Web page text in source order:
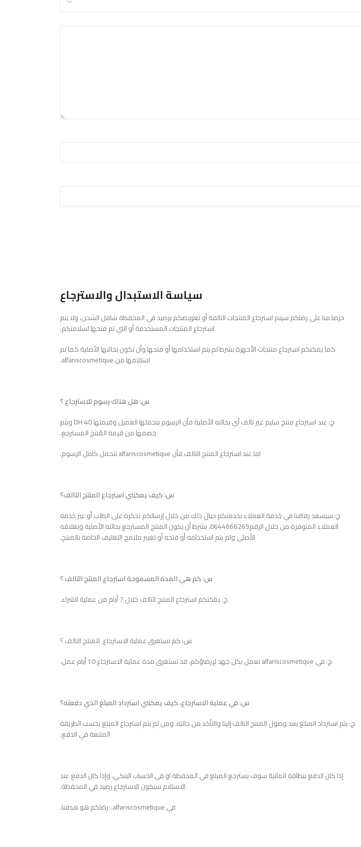
سياسة الاستبدال والاسترجاع
حرصا منا على رضاكم سيتم استرجاع المنتجات التالفة أو تعويضكم برصيد في المحفظة شامل الشحن، ولا يتم
استرجاع المنتجات المستخدمة أو التي تم فتحها لسلامتكم.
كما يمكنكم استرجاع منتجات الأجهزة بشرط لم يتم استخدامها أو فتحها وأن تكون بحالتها الأصلية كما تم
استلامها من alfariscosmetique.
س: هل هناك رسوم للاسترجاع ؟
ج: عند استرجاع منتج سليم غير تالف أي بحالته الأصلية فأن الرسوم يتحملها العميل وقيمتها 40 DH ويتم
خصمها من قيمة المُنتج المسترجع،
اما عند استرجاع المنتج التالف فأن alfariscosmetique تتحمل كامل الرسوم.
س: كيف يمكنني استرجاع المنتج التالف؟
ج: سيسعد رفاقنا في خدمة العملاء بخدمتكم حيال ذلك من خلال إرسالكم تذكرة على الطلب أو عبر خدمة
العملاء المتوفرة من خلال الرقم0644666269، بشرط أن يكون المنتج المسترجع بحالته الأصلية وبغلافه
الأصلي ولم يتم استخدامه أو فتحه أو تغيير ملامح التغليف الخاصة بالمنتج.
س: كم هي المدة المسموحة استرجاع المنتج التالف ؟
ج: يمكنكم استرجاع المنتج التالف خلال 7 أيام من عملية الشراء.
س: كم تستغرق عملية الاسترجاع للمنتج التالف ؟
ج: في alfariscosmetique نعمل بكل جهد لإرضاؤكم، قد تستغرق مدة عملية الاسترجاع 10 أيام عمل.
س: في عملية الاسترجاع، كيف يمكنني استرداد المبلغ الذي دفعته؟
ج: يتم استرداد المبلغ بعد وصول المنتج التالف إلينا والتأكد من حالته، ومن ثم يتم استرجاع المبلغ بحسب الطريقة
المتبعة في الدفع.
إذا كان الدفع ببطاقة اتمانية سوف يسترجع المبلغ في المحفظة او في الحساب البنكي، وإذا كان الدفع عند
الاستلام سيكون الاسترجاع رصيد في المحفظة.
في alfariscosmetique.. رضاكم هو هدفنا.